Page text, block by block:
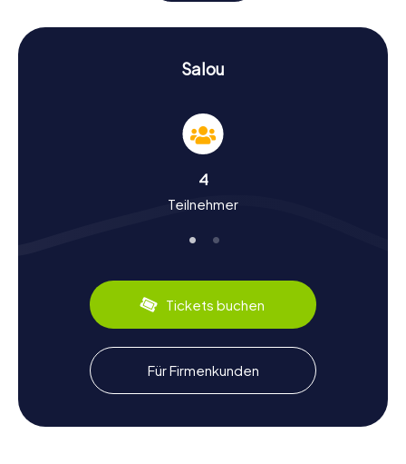
beeindruckende Architektur bestaunen, sondern auch
spannende Rätsel lösen, die euch tiefer in die Geschichte
Schnitzeljagd in Salou
Salou war einst ein bedeutender Hafen für die Griechen
und Römer und spielte eine wichtige Rolle bei der
1229. Diese historische Bedeutung spiegelt sich in den
der Schnitzeljagd entdecken könnt. Neben der
Geschichte bietet Salou auch kulinarische Genüsse.
Probiert unbedingt die lokalen Spezialitäten, wie die
frischen Meeresfrüchte, die in den vielen Restaurants
entlang der Promenade serviert werden.
Nach der Schnitzeljagd in Salou die Umgebung
erkunden
Salou
4
Teilnehmer
Tickets buchen
Für Firmenkunden